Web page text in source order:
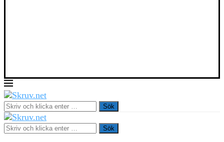
Sök
Sök